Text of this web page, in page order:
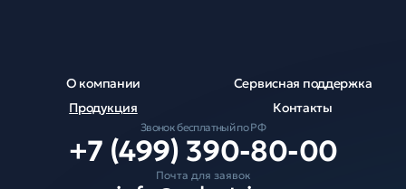
О компании
Продукция
Сервисная поддержка
Контакты
Звонок бесплатный по РФ
+7 (499) 390-80-00
Почта для заявок